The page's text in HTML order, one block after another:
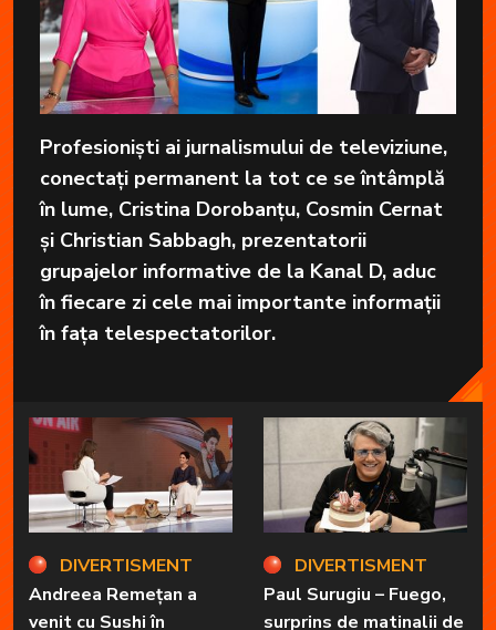
Profesioniști ai jurnalismului de televiziune,
conectați permanent la tot ce se întâmplă
în lume, Cristina Dorobanțu, Cosmin Cernat
și Christian Sabbagh, prezentatorii
grupajelor informative de la Kanal D, aduc
în fiecare zi cele mai importante informații
în fața telespectatorilor.
DIVERTISMENT
Andreea Remețan a
venit cu Sushi în
DIVERTISMENT
Paul Surugiu – Fuego,
surprins de matinalii de